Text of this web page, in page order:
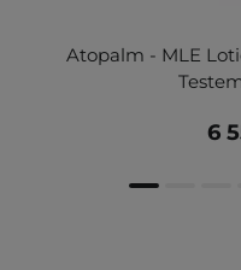
Atopalm - MLE
6